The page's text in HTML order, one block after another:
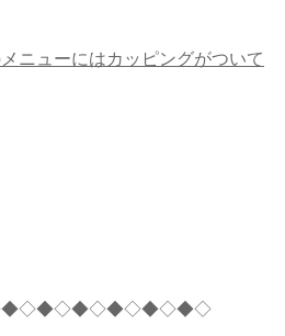
ニューにはカッピングがついて